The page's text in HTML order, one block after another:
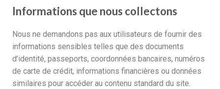
Informations que nous collectons
Nous ne demandons pas aux utilisateurs de fournir des
informations sensibles telles que des documents
d’identité, passeports, coordonnées bancaires, numéros
de carte de crédit, informations financières ou données
similaires pour accéder au contenu standard du site.